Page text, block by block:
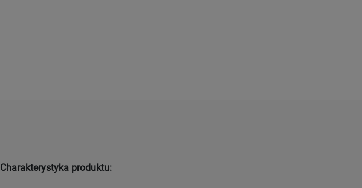
Charakterystyka produktu: